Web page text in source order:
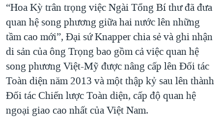
“Hoa Kỳ trân trọng việc Ngài Tổng Bí thư đã đưa
quan hệ song phương giữa hai nước lên những
tầm cao mới”, Đại sứ Knapper chia sẻ và ghi nhận
di sản của ông Trọng bao gồm cả việc quan hệ
song phương Việt-Mỹ được nâng cấp lên Đối tác
Toàn diện năm 2013 và một thập kỷ sau lên thành
Đối tác Chiến lược Toàn diện, cấp độ quan hệ
ngoại giao cao nhất của Việt Nam.